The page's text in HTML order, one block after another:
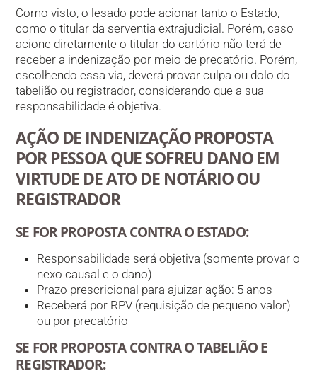
Como visto, o lesado pode acionar tanto o Estado,
como o titular da serventia extrajudicial. Porém, caso
acione diretamente o titular do cartório não terá de
receber a indenização por meio de precatório. Porém,
escolhendo essa via, deverá provar culpa ou dolo do
tabelião ou registrador, considerando que a sua
responsabilidade é objetiva.
AÇÃO DE INDENIZAÇÃO PROPOSTA
POR PESSOA QUE SOFREU DANO EM
VIRTUDE DE ATO DE NOTÁRIO OU
REGISTRADOR
SE FOR PROPOSTA CONTRA O ESTADO:
Responsabilidade será objetiva (somente provar o
nexo causal e o dano)
Prazo prescricional para ajuizar ação: 5 anos
Receberá por RPV (requisição de pequeno valor)
ou por precatório
SE FOR PROPOSTA CONTRA O TABELIÃO E
REGISTRADOR: